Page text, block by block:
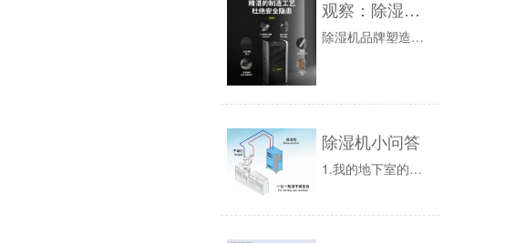
观察：除湿机未来市场分析
除湿机品牌塑造怎样抗衡除湿机的价格？自2008年7月以来，中国除湿机业屡遭寒流。在成本陡增、贸易摩擦加剧等多变环境下，工业除湿机业整体陷入了...
除湿机小问答
1.我的地下室的湿度水平应该设置在多少？为了从你的除湿机获得最大的舒适度和效益，地下室的除湿机湿度水平应设置在30–50%。如果湿度水平太高...